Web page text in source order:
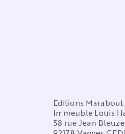
Editions Marabout
Immeuble Louis
58 rue Jean